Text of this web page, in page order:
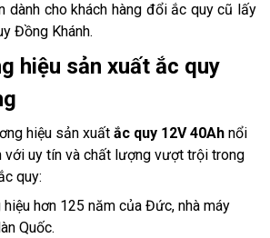
dành cho khách hàng đổi ắc quy cũ lấy
Đồng Khánh.
hiệu sản xuất ắc quy
hiệu sản xuất ắc quy 12V 40Ah nổi
với uy tín và chất lượng vượt trội trong
quy:
hiệu hơn 125 năm của Đức, nhà máy
Quốc.